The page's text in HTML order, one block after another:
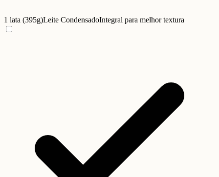
1 lata (395g)Leite CondensadoIntegral para melhor textura